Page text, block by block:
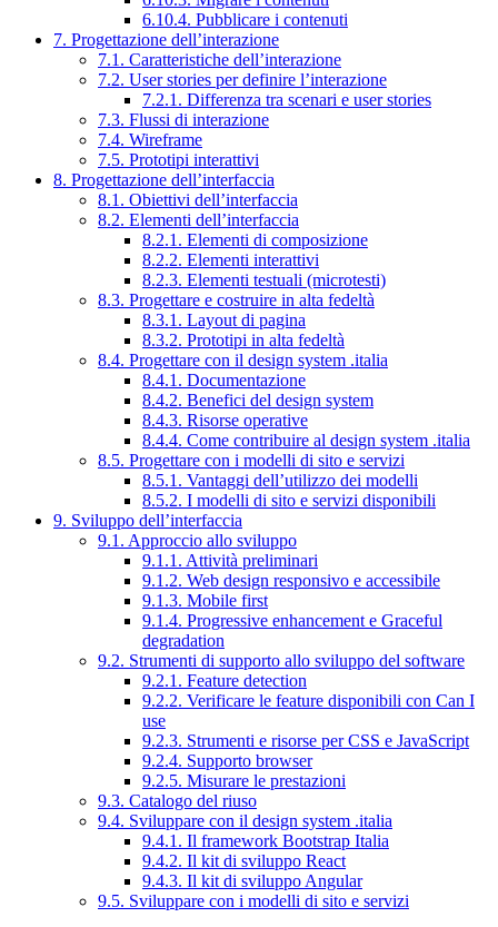
6.10.4. Pubblicare i contenuti
7. Progettazione dell’interazione
7.1. Caratteristiche dell’interazione
7.2. User stories per definire l’interazione
7.2.1. Differenza tra scenari e user stories
7.3. Flussi di interazione
7.4. Wireframe
7.5. Prototipi interattivi
8. Progettazione dell’interfaccia
8.1. Obiettivi dell’interfaccia
8.2. Elementi dell’interfaccia
8.2.1. Elementi di composizione
8.2.2. Elementi interattivi
8.2.3. Elementi testuali (microtesti)
8.3. Progettare e costruire in alta fedeltà
8.3.1. Layout di pagina
8.3.2. Prototipi in alta fedeltà
8.4. Progettare con il design system .italia
8.4.1. Documentazione
8.4.2. Benefici del design system
8.4.3. Risorse operative
8.4.4. Come contribuire al design system .italia
8.5. Progettare con i modelli di sito e servizi
8.5.1. Vantaggi dell’utilizzo dei modelli
8.5.2. I modelli di sito e servizi disponibili
9. Sviluppo dell’interfaccia
9.1. Approccio allo sviluppo
9.1.1. Attività preliminari
9.1.2. Web design responsivo e accessibile
9.1.3. Mobile first
9.1.4. Progressive enhancement e Graceful
degradation
9.2. Strumenti di supporto allo sviluppo del software
9.2.1. Feature detection
9.2.2. Verificare le feature disponibili con Can I
use
9.2.3. Strumenti e risorse per CSS e JavaScript
9.2.4. Supporto browser
9.2.5. Misurare le prestazioni
9.3. Catalogo del riuso
9.4. Sviluppare con il design system .italia
9.4.1. Il framework Bootstrap Italia
9.4.2. Il kit di sviluppo React
9.4.3. Il kit di sviluppo Angular
9.5. Sviluppare con i modelli di sito e servizi